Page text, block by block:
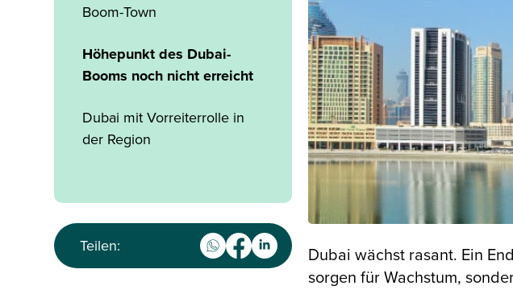
Boom-Town
Höhepunkt des Dubai-
Booms noch nicht erreicht
Dubai mit Vorreiterrolle in
der Region
Teilen:
Dubai wächst rasant. Ein
sorgen für Wachstum,